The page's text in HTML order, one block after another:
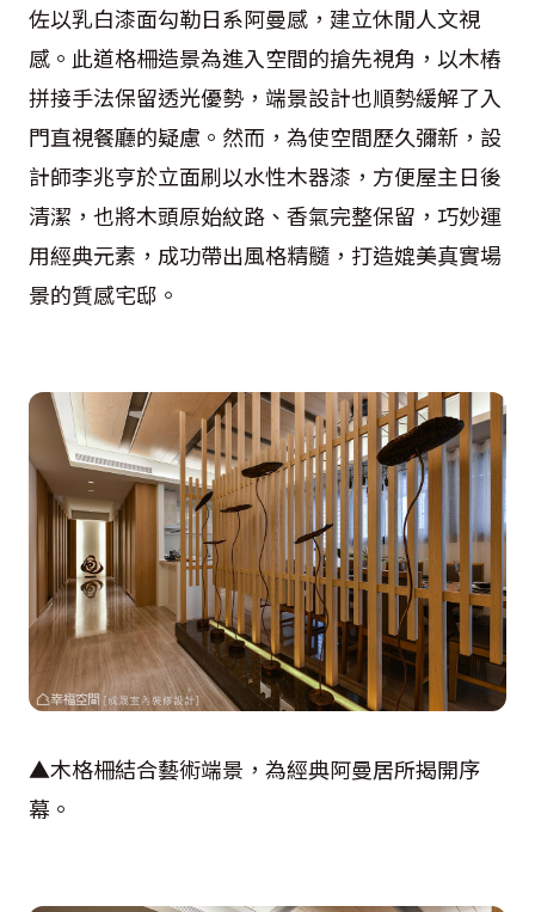
佐以乳白漆面勾勒日系阿曼感，建立休閒人文視
感。此道格柵造景為進入空間的搶先視角，以木樁
拼接手法保留透光優勢，端景設計也順勢緩解了入
門直視餐廳的疑慮。然而，為使空間歷久彌新，設
計師李兆亨於立面刷以水性木器漆，方便屋主日後
清潔，也將木頭原始紋路、香氣完整保留，巧妙運
用經典元素，成功帶出風格精髓，打造媲美真實場
景的質感宅邸。
▲木格柵結合藝術端景，為經典阿曼居所揭開序
幕。